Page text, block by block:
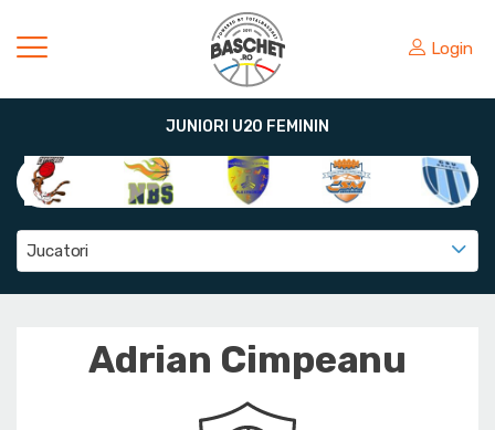
Login
JUNIORI U20 FEMININ
Jucatori
Adrian Cimpeanu